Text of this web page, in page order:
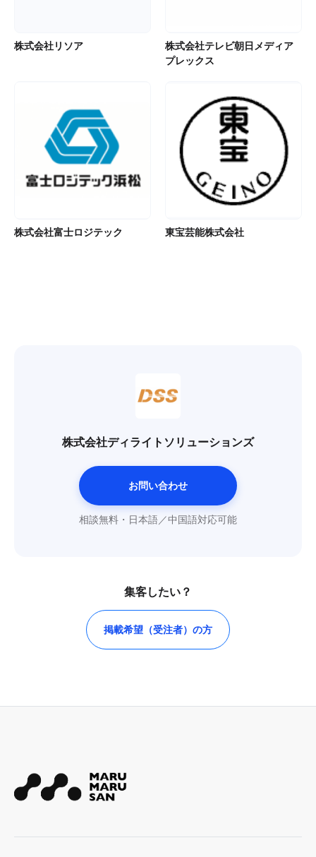
株式会社リソア
株式会社テレビ朝日メディア
プレックス
株式会社富士ロジテック 東宝芸能株式会社
株式会社ディライトソリューションズ
お問い合わせ
相談無料・日本語／中国語対応可能
集客したい？
掲載希望（受注者）の方